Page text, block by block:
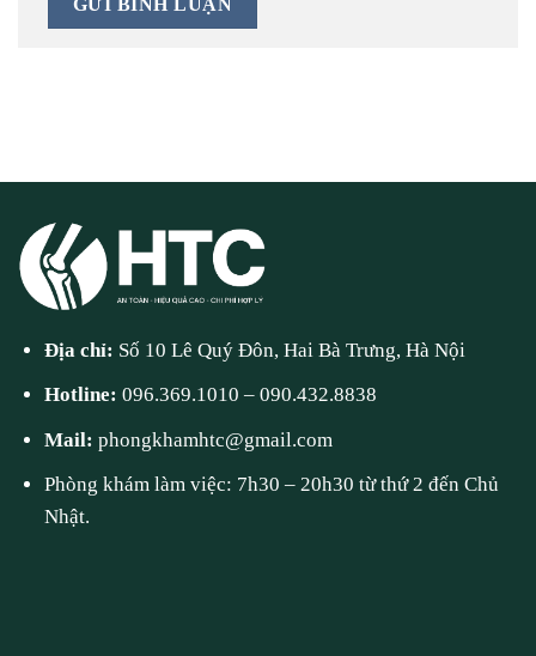
Địa chỉ: Số 10 Lê Quý Đôn, Hai Bà Trưng, Hà Nội
Hotline:096.369.1010 –090.432.8838
Mail:phongkhamhtc@gmail.com
Phòng khám làm việc: 7h30 – 20h30 từ thứ 2 đến Chủ
Nhật.